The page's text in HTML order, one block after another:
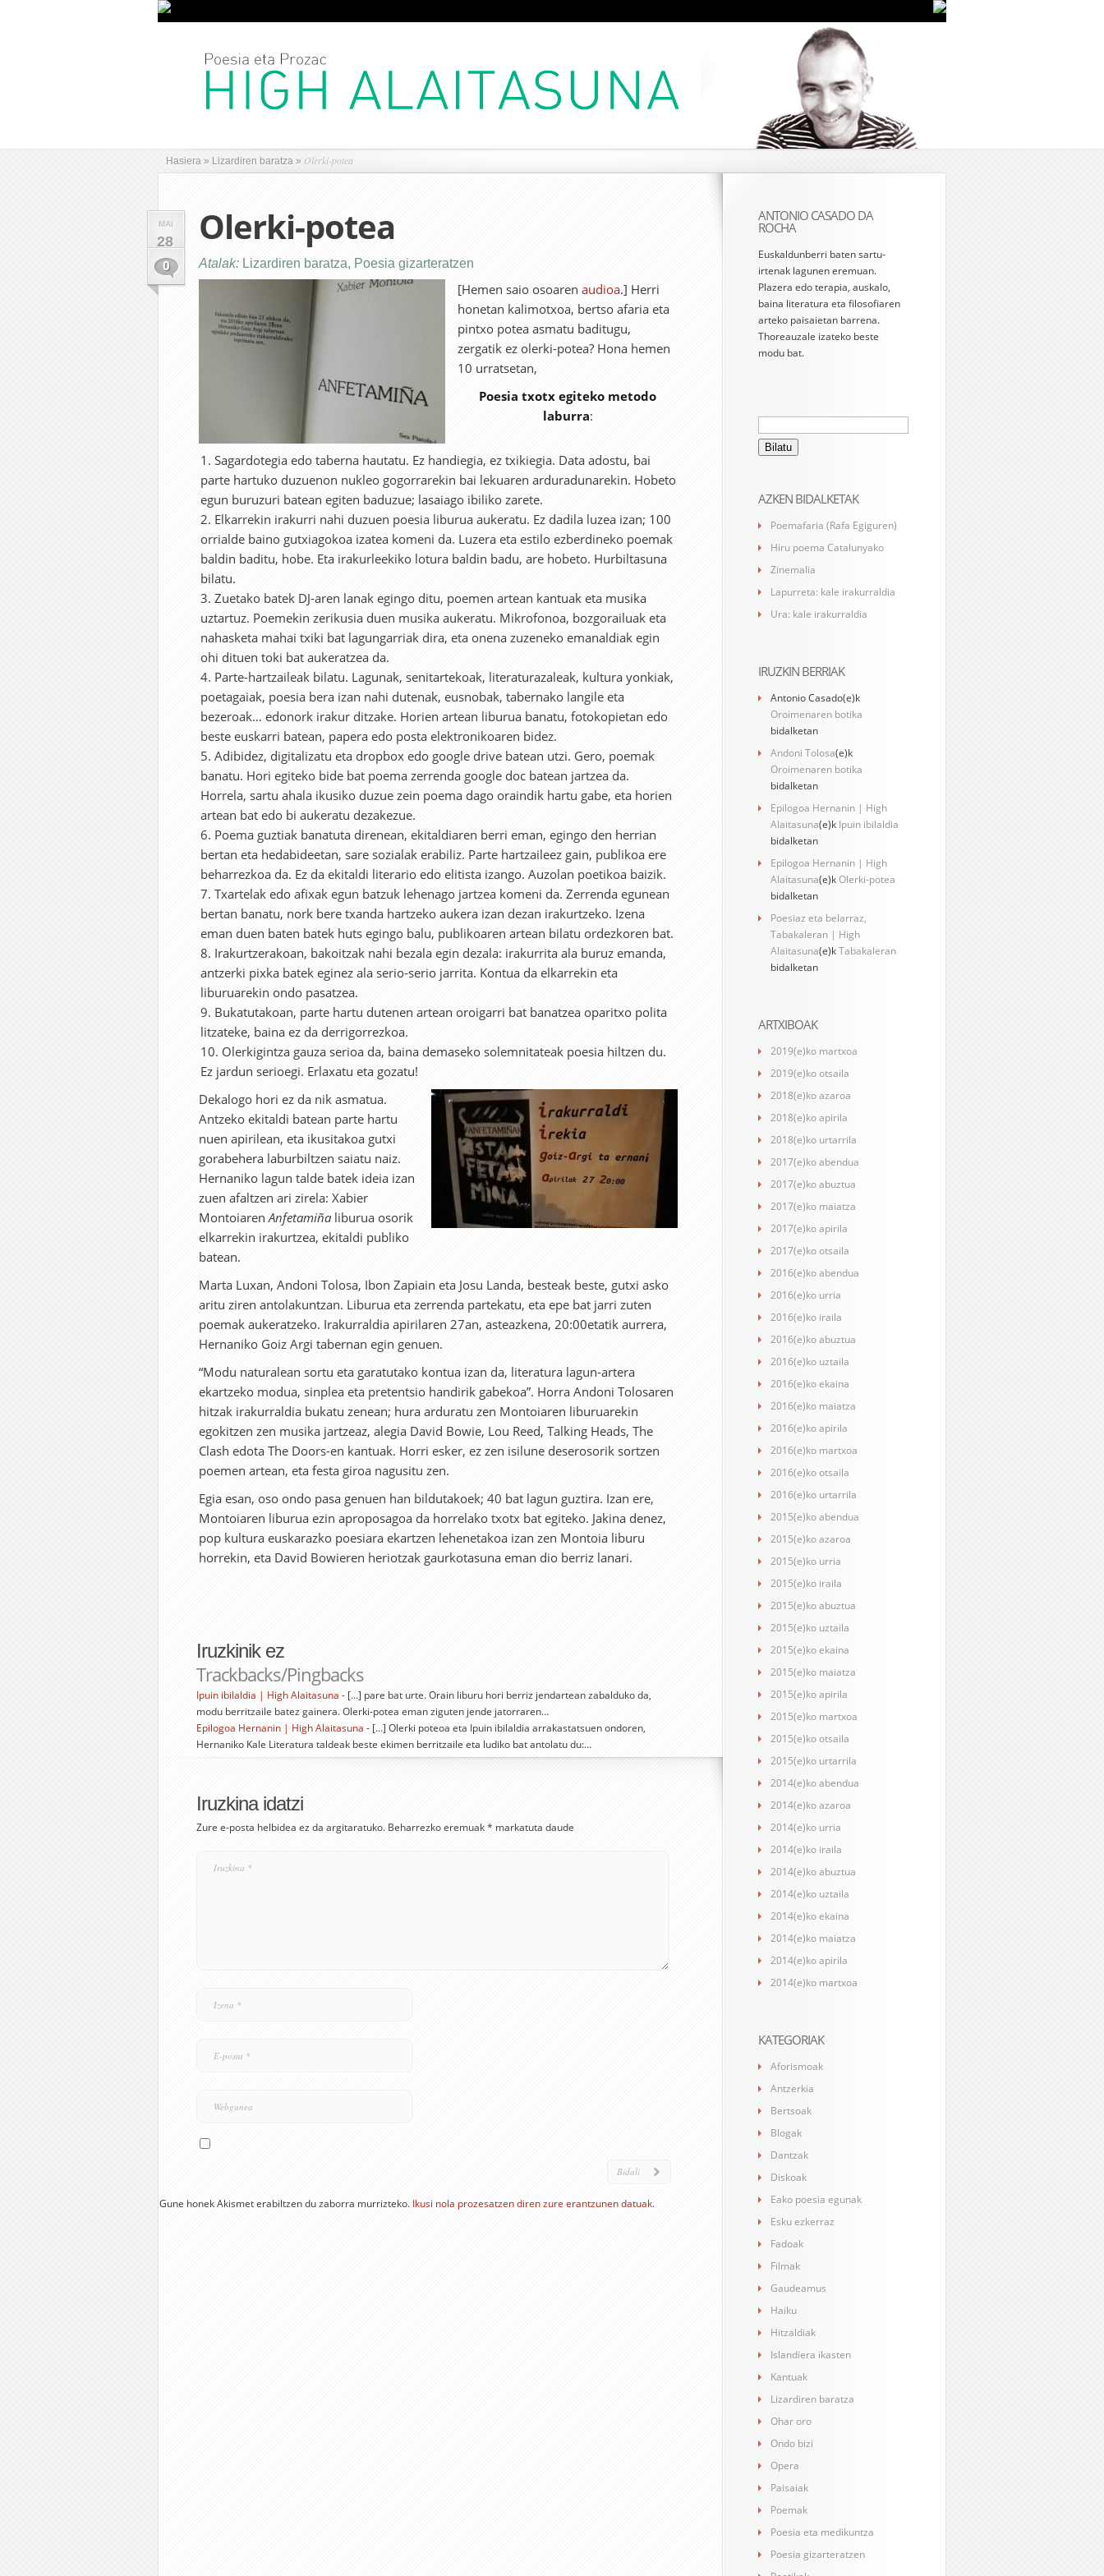
Hasiera » Lizardiren baratza » Olerki-potea
MAI
28
0
Olerki-potea
Atalak: Lizardiren baratza, Poesia gizarteratzen
[Hemen saio osoaren audioa.] Herri
honetan kalimotxoa, bertso afaria eta
pintxo potea asmatu baditugu,
zergatik ez olerki-potea? Hona hemen
10 urratsetan,
Poesia txotx egiteko metodo
laburra:
Sagardotegia edo taberna hautatu. Ez handiegia, ez txikiegia. Data adostu, bai
parte hartuko duzuenon nukleo gogorrarekin bai lekuaren arduradunarekin. Hobeto
egun buruzuri batean egiten baduzue; lasaiago ibiliko zarete.
Elkarrekin irakurri nahi duzuen poesia liburua aukeratu. Ez dadila luzea izan; 100
orrialde baino gutxiagokoa izatea komeni da. Luzera eta estilo ezberdineko poemak
baldin baditu, hobe. Eta irakurleekiko lotura baldin badu, are hobeto. Hurbiltasuna
bilatu.
Zuetako batek DJ-aren lanak egingo ditu, poemen artean kantuak eta musika
uztartuz. Poemekin zerikusia duen musika aukeratu. Mikrofonoa, bozgorailuak eta
nahasketa mahai txiki bat lagungarriak dira, eta onena zuzeneko emanaldiak egin
ohi dituen toki bat aukeratzea da.
Parte-hartzaileak bilatu. Lagunak, senitartekoak, literaturazaleak, kultura yonkiak,
poetagaiak, poesia bera izan nahi dutenak, eusnobak, tabernako langile eta
bezeroak… edonork irakur ditzake. Horien artean liburua banatu, fotokopietan edo
beste euskarri batean, papera edo posta elektronikoaren bidez.
Adibidez, digitalizatu eta dropbox edo google drive batean utzi. Gero, poemak
banatu. Hori egiteko bide bat poema zerrenda google doc batean jartzea da.
Horrela, sartu ahala ikusiko duzue zein poema dago oraindik hartu gabe, eta horien
artean bat edo bi aukeratu dezakezue.
Poema guztiak banatuta direnean, ekitaldiaren berri eman, egingo den herrian
bertan eta hedabideetan, sare sozialak erabiliz. Parte hartzaileez gain, publikoa ere
beharrezkoa da. Ez da ekitaldi literario edo elitista izango. Auzolan poetikoa baizik.
Txartelak edo afixak egun batzuk lehenago jartzea komeni da. Zerrenda egunean
bertan banatu, nork bere txanda hartzeko aukera izan dezan irakurtzeko. Izena
eman duen baten batek huts egingo balu, publikoaren artean bilatu ordezkoren bat.
Irakurtzerakoan, bakoitzak nahi bezala egin dezala: irakurrita ala buruz emanda,
antzerki pixka batek eginez ala serio-serio jarrita. Kontua da elkarrekin eta
liburuarekin ondo pasatzea.
Bukatutakoan, parte hartu dutenen artean oroigarri bat banatzea oparitxo polita
litzateke, baina ez da derrigorrezkoa.
Olerkigintza gauza serioa da, baina demaseko solemnitateak poesia hiltzen du.
Ez jardun serioegi. Erlaxatu eta gozatu!
Dekalogo hori ez da nik asmatua.
Antzeko ekitaldi batean parte hartu
nuen apirilean, eta ikusitakoa gutxi
gorabehera laburbiltzen saiatu naiz.
Hernaniko lagun talde batek ideia izan
zuen afaltzen ari zirela: Xabier
MontoiarenAnfetamiña liburua osorik
elkarrekin irakurtzea, ekitaldi publiko
batean.
Marta Luxan, Andoni Tolosa, Ibon Zapiain eta Josu Landa, besteak beste, gutxi asko
aritu ziren antolakuntzan. Liburua eta zerrenda partekatu, eta epe bat jarri zuten
poemak aukeratzeko. Irakurraldia apirilaren 27an, asteazkena, 20:00etatik aurrera,
Hernaniko Goiz Argi tabernan egin genuen.
“Modu naturalean sortu eta garatutako kontua izan da, literatura lagun-artera
ekartzeko modua, sinplea eta pretentsio handirik gabekoa”. Horra Andoni Tolosaren
hitzak irakurraldia bukatu zenean; hura arduratu zen Montoiaren liburuarekin
egokitzen zen musika jartzeaz, alegia David Bowie, Lou Reed, Talking Heads, The
Clash edota The Doors-en kantuak. Horri esker, ez zen isilune deserosorik sortzen
poemen artean, eta festa giroa nagusitu zen.
Egia esan, oso ondo pasa genuen han bildutakoek; 40 bat lagun guztira. Izan ere,
Montoiaren liburua ezin aproposagoa da horrelako txotx bat egiteko. Jakina denez,
pop kultura euskarazko poesiara ekartzen lehenetakoa izan zen Montoia liburu
horrekin, eta David Bowieren heriotzak gaurkotasuna eman dio berriz lanari.
Iruzkinik ez
Trackbacks/Pingbacks
Ipuin ibilaldia | High Alaitasuna - […] pare bat urte. Orain liburu hori berriz jendartean zabalduko da,
modu berritzaile batez gainera. Olerki-potea eman ziguten jende jatorraren…
Epilogoa Hernanin | High Alaitasuna - […] Olerki poteoa eta Ipuin ibilaldia arrakastatsuen ondoren,
Hernaniko Kale Literatura taldeak beste ekimen berritzaile eta ludiko bat antolatu du:…
Iruzkina idatzi
Zure e-posta helbidea ez da argitaratuko. Beharrezko eremuak* markatuta daude
Gune honek Akismet erabiltzen du zaborra murrizteko. Ikusi nola prozesatzen diren zure erantzunen datuak.
ANTONIO CASADO DA
ROCHA
Euskaldunberri baten sartu-
irtenak lagunen eremuan.
Plazera edo terapia, auskalo,
baina literatura eta filosofiaren
arteko paisaietan barrena.
Thoreauzale izateko beste
modu bat.
Bilatu:
AZKEN BIDALKETAK
Poemafaria (Rafa Egiguren)
Hiru poema Catalunyako
Zinemalia
Lapurreta: kale irakurraldia
Ura: kale irakurraldia
IRUZKIN BERRIAK
Antonio Casado(e)k
Oroimenaren botika
bidalketan
Andoni Tolosa(e)k
Oroimenaren botika
bidalketan
Epilogoa Hernanin | High
Alaitasuna(e)k Ipuin ibilaldia
bidalketan
Epilogoa Hernanin | High
Alaitasuna(e)kOlerki-potea
bidalketan
Poesiaz eta belarraz,
Tabakaleran | High
Alaitasuna(e)kTabakaleran
bidalketan
ARTXIBOAK
2019(e)ko martxoa
2019(e)ko otsaila
2018(e)ko azaroa
2018(e)ko apirila
2018(e)ko urtarrila
2017(e)ko abendua
2017(e)ko abuztua
2017(e)ko maiatza
2017(e)ko apirila
2017(e)ko otsaila
2016(e)ko abendua
2016(e)ko urria
2016(e)ko iraila
2016(e)ko abuztua
2016(e)ko uztaila
2016(e)ko ekaina
2016(e)ko maiatza
2016(e)ko apirila
2016(e)ko martxoa
2016(e)ko otsaila
2016(e)ko urtarrila
2015(e)ko abendua
2015(e)ko azaroa
2015(e)ko urria
2015(e)ko iraila
2015(e)ko abuztua
2015(e)ko uztaila
2015(e)ko ekaina
2015(e)ko maiatza
2015(e)ko apirila
2015(e)ko martxoa
2015(e)ko otsaila
2015(e)ko urtarrila
2014(e)ko abendua
2014(e)ko azaroa
2014(e)ko urria
2014(e)ko iraila
2014(e)ko abuztua
2014(e)ko uztaila
2014(e)ko ekaina
2014(e)ko maiatza
2014(e)ko apirila
2014(e)ko martxoa
KATEGORIAK
Aforismoak
Antzerkia
Bertsoak
Blogak
Dantzak
Diskoak
Eako poesia egunak
Esku ezkerraz
Fadoak
Filmak
Gaudeamus
Haiku
Hitzaldiak
Islandiera ikasten
Kantuak
Lizardiren baratza
Ohar oro
Ondo bizi
Opera
Paisaiak
Poemak
Poesia eta medikuntza
Poesia gizarteratzen